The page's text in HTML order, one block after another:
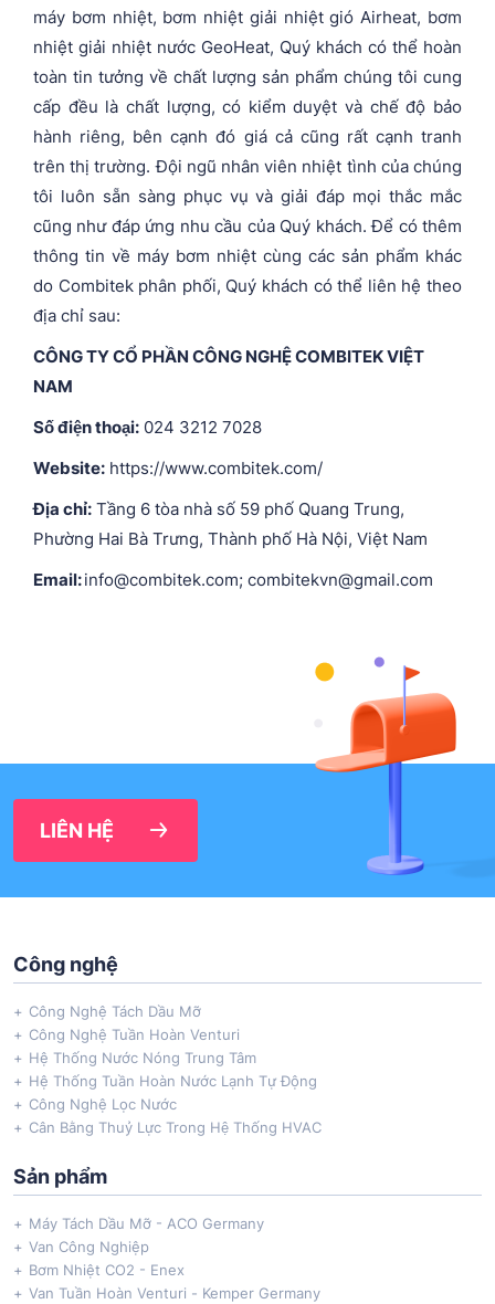
máy bơm nhiệt, bơm nhiệt giải nhiệt gió Airheat, bơm
nhiệt giải nhiệt nước GeoHeat, Quý khách có thể hoàn
toàn tin tưởng về chất lượng sản phẩm chúng tôi cung
cấp đều là chất lượng, có kiểm duyệt và chế độ bảo
hành riêng, bên cạnh đó giá cả cũng rất cạnh tranh
trên thị trường. Đội ngũ nhân viên nhiệt tình của chúng
tôi luôn sẵn sàng phục vụ và giải đáp mọi thắc mắc
cũng như đáp ứng nhu cầu của Quý khách. Để có thêm
thông tin về máy bơm nhiệt cùng các sản phẩm khác
do Combitek phân phối, Quý khách có thể liên hệ theo
địa chỉ sau:
CÔNG TY CỔ PHẦN CÔNG NGHỆ COMBITEK VIỆT
NAM
Số điện thoại: 024 3212 7028
Website: https://www.combitek.com/
Địa chỉ: Tầng 6 tòa nhà số 59 phố Quang Trung,
Phường Hai Bà Trưng, Thành phố Hà Nội, Việt Nam
Email:info@combitek.com; combitekvn@gmail.com
LIÊN HỆ
Công nghệ
Công Nghệ Tách Dầu Mỡ
Công Nghệ Tuần Hoàn Venturi
Hệ Thống Nước Nóng Trung Tâm
Hệ Thống Tuần Hoàn Nước Lạnh Tự Động
Công Nghệ Lọc Nước
Cân Bằng Thuỷ Lực Trong Hệ Thống HVAC
Sản phẩm
Máy Tách Dầu Mỡ - ACO Germany
Van Công Nghiệp
Bơm Nhiệt CO2 - Enex
Van Tuần Hoàn Venturi - Kemper Germany